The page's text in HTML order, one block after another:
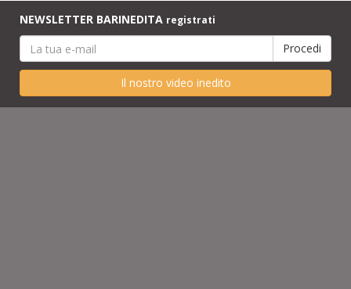
NEWSLETTER BARINEDITA registrati
Il nostro video inedito